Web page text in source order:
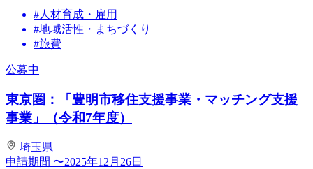
#人材育成・雇用
#地域活性・まちづくり
#旅費
公募中
東京圏：「豊明市移住支援事業・マッチング支援
事業」（令和7年度）
埼玉県
申請期間 〜2025年12月26日